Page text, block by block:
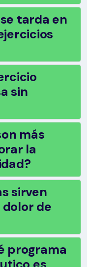
tarda en
sin
más
la
sirven
de
programa